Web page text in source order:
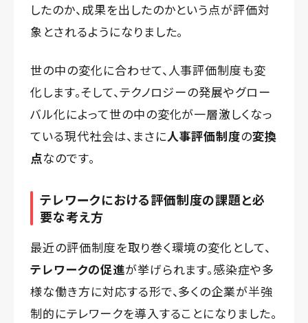
したのか、成果を出したのかという点が評価対
象とされるようになりました。
世の中の変化に合わせて、人事評価制度も変
化します。そして、テクノロジーの発展やグロー
バル化によって世の中の変化が一層激しくなっ
ている現代社会は、まさに人事評価制度の変換
点なのです。
テレワークにおける評価制度の課題と必
要な考え方
最近の評価制度を取り巻く環境の変化として、
テレワークの促進が挙げられます。感染症や多
様な働き方に対応する形で、多くの企業が半強
制的にテレワークを導入することになりました。